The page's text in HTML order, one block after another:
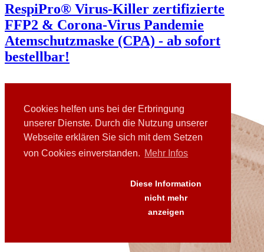
Cookies helfen uns bei der Erbringung
unserer Dienste. Durch die Nutzung unserer
Webseite erklären Sie sich mit dem Setzen
von Cookies einverstanden. Mehr Infos
Diese Information
nicht mehr
anzeigen
RespiPro® Virus-Killer zertifizierte
FFP2 & Corona-Virus Pandemie
Atemschutzmaske (CPA) - ab sofort
bestellbar!